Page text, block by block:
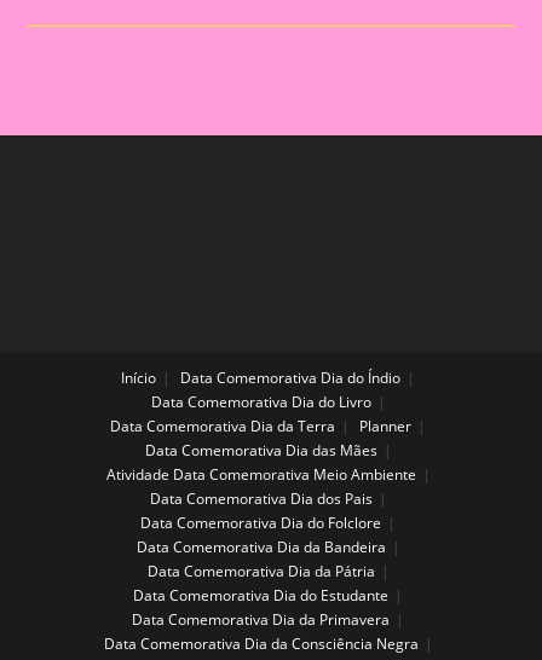
Estudante
Início
Data Comemorativa Dia do Índio
Data Comemorativa Dia do Livro
Data Comemorativa Dia da Terra
Planner
Data Comemorativa Dia das Mães
Atividade Data Comemorativa Meio Ambiente
Data Comemorativa Dia dos Pais
Data Comemorativa Dia do Folclore
Data Comemorativa Dia da Bandeira
Data Comemorativa Dia da Pátria
Data Comemorativa Dia do Estudante
Data Comemorativa Dia da Primavera
Data Comemorativa Dia da Consciência Negra